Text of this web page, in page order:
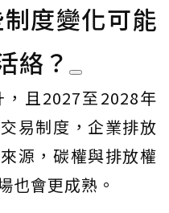
度變化可能
絡？
且2027至2028年
易制度，企業排放
源，碳權與排放權
也會更成熟。